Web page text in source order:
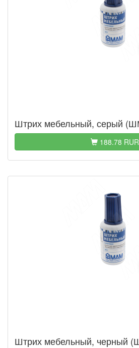
Штрих мебельный, серый
188.78 RUR
Штрих мебельный, черный